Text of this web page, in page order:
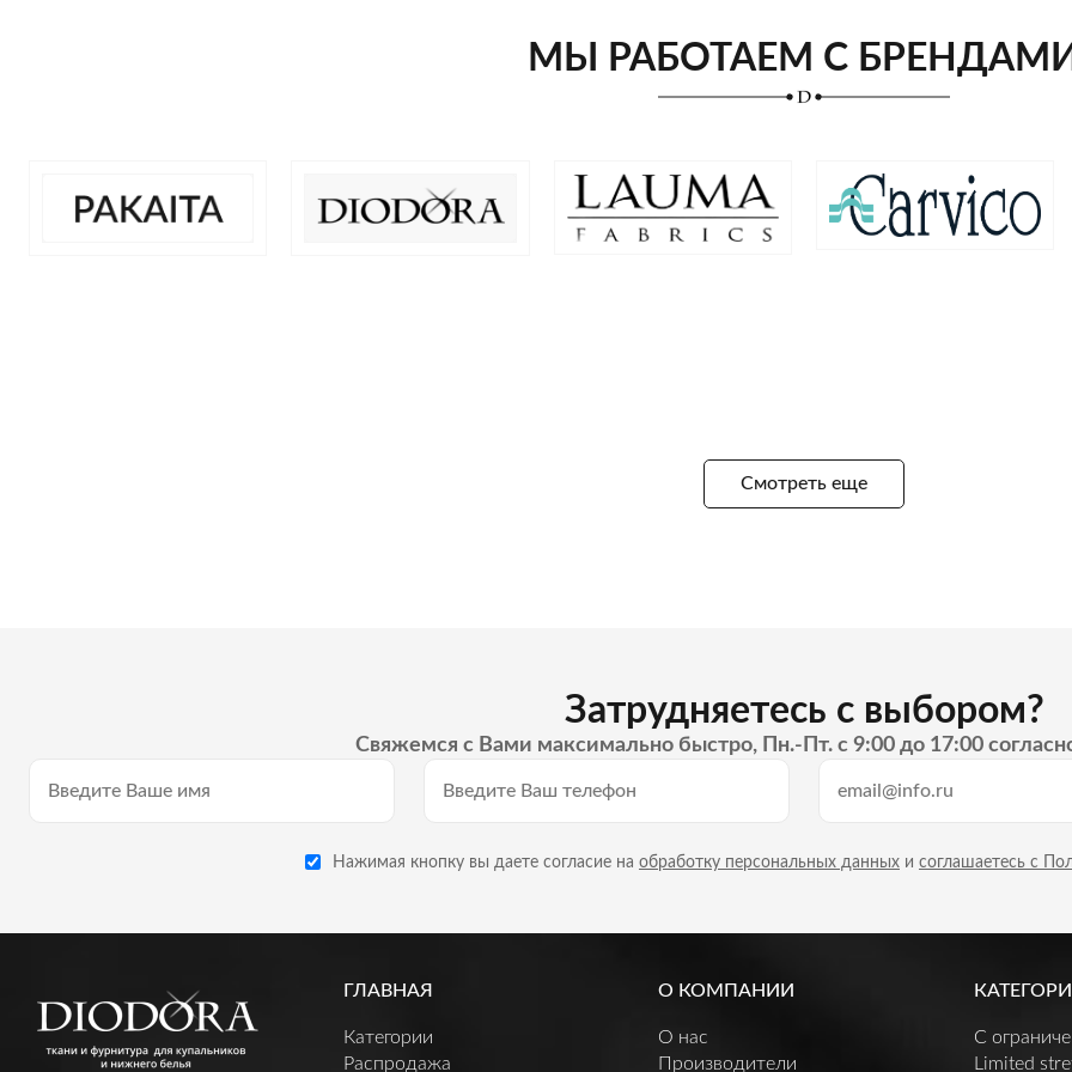
МЫ РАБОТАЕМ С
Смотреть еще
Затрудняетесь с выбором?
Свяжемся с Вами максимально быстро, Пн.-Пт. с 9:00 до 17:00
Нажимая кнопку вы даете согласие на обработку персональных данных и соглашаетесь с
ГЛАВНАЯ
Категории
Распродажа
О КОМПАНИИ
О нас
Производители
C
Limited